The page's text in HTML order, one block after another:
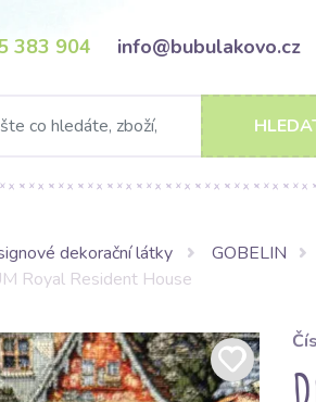
383 904 info@bubulakovo.cz
dekorační látky
GOBELIN
Royal Resident House